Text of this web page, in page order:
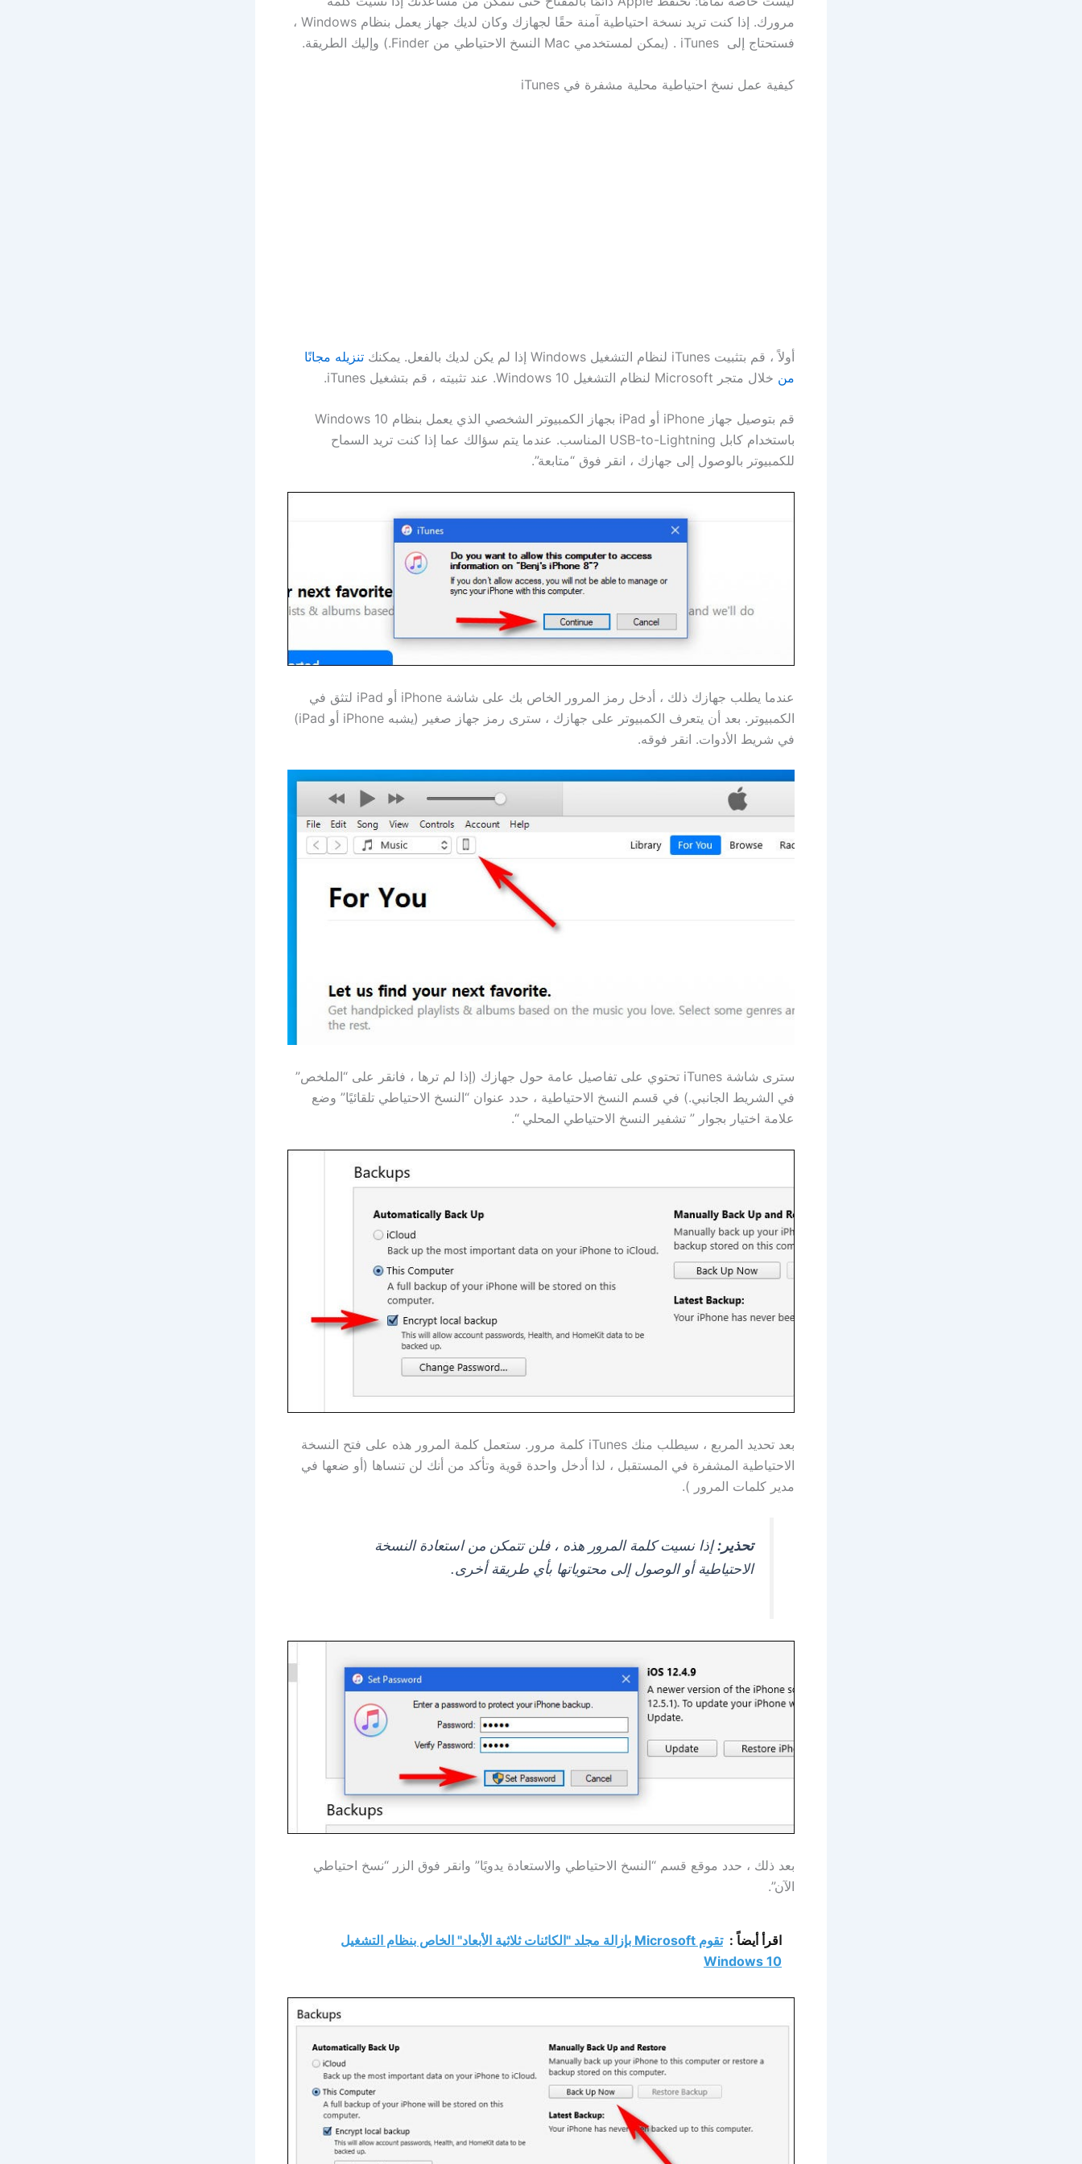
مرورك. إذا كنت تريد نسخة احتياطية آمنة حقًا لجهازك وكان لديك جهاز يعمل بنظام Windows ،
فستحتاج إلى iTunes . (يمكن لمستخدمي Mac النسخ الاحتياطي من Finder.) وإليك الطريقة.
كيفية عمل نسخ احتياطية محلية مشفرة في iTunes
أولاً ، قم بتثبيت iTunes لنظام التشغيل Windows إذا لم يكن لديك بالفعل. يمكنك
تنزيله مجانًا
من خلال متجر Microsoft لنظام التشغيل Windows 10. عند تثبيته ، قم بتشغيل iTunes.
قم بتوصيل جهاز iPhone أو iPad بجهاز الكمبيوتر الشخصي الذي يعمل بنظام Windows 10
باستخدام كابل USB-to-Lightning المناسب. عندما يتم سؤالك عما إذا كنت تريد السماح
للكمبيوتر بالوصول إلى جهازك ، انقر فوق “متابعة”.
عندما يطلب جهازك ذلك ، أدخل رمز المرور الخاص بك على شاشة iPhone أو iPad لتثق في
الكمبيوتر. بعد أن يتعرف الكمبيوتر على جهازك ، سترى رمز جهاز صغير (يشبه iPhone أو iPad)
في شريط الأدوات. انقر فوقه.
سترى شاشة iTunes تحتوي على تفاصيل عامة حول جهازك (إذا لم ترها ، فانقر على “الملخص”
في الشريط الجانبي.) في قسم النسخ الاحتياطية ، حدد عنوان “النسخ الاحتياطي تلقائيًا” وضع
علامة اختيار بجوار ” تشفير النسخ الاحتياطي المحلي “.
بعد تحديد المربع ، سيطلب منك iTunes كلمة مرور. ستعمل كلمة المرور هذه على فتح النسخة
الاحتياطية المشفرة في المستقبل ، لذا أدخل واحدة قوية وتأكد من أنك لن تنساها (أو ضعها في
مدير كلمات المرور ).
تحذير:إذا نسيت كلمة المرور هذه ، فلن تتمكن من استعادة النسخة
الاحتياطية أو الوصول إلى محتوياتها بأي طريقة أخرى.
بعد ذلك ، حدد موقع قسم “النسخ الاحتياطي والاستعادة يدويًا” وانقر فوق الزر “نسخ احتياطي
الآن”.
اقرأ أيضاً :
تقوم Microsoft بإزالة مجلد "الكائنات ثلاثية الأبعاد" الخاص بنظام التشغيل
Windows 10